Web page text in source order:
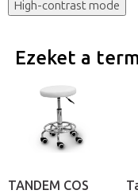
High-contrast mode
Ezeket a
TANDEM COS